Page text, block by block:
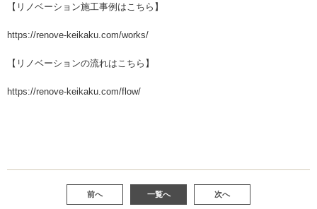
【リノベーション施工事例はこちら】
https://renove-keikaku.com/works/
【リノベーションの流れはこちら】
https://renove-keikaku.com/flow/
前へ 一覧へ 次へ